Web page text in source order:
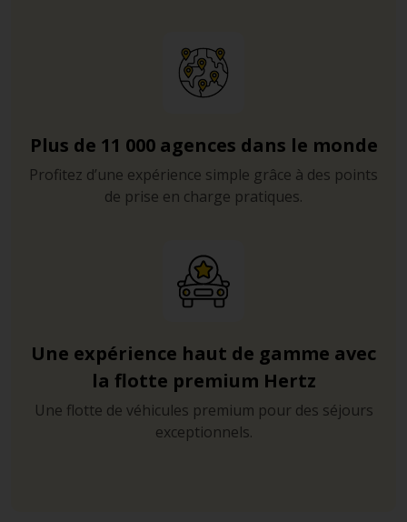
Plus de 11 000 agences dans le monde
Profitez d’une expérience simple grâce à des points
de prise en charge pratiques.
Une expérience haut de gamme avec
la flotte premium Hertz
Une flotte de véhicules premium pour des séjours
exceptionnels.